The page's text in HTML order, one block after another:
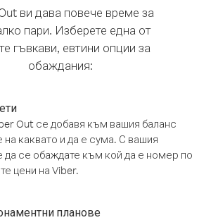
ви дава повече време за
пари. Изберете една от
гъвкави, евтини опции за
обаждания:
Out се добавя към вашия баланс
на каквато и да е сума. С вашия
да се обаждате към кой да е номер по
цени на Viber.
планове